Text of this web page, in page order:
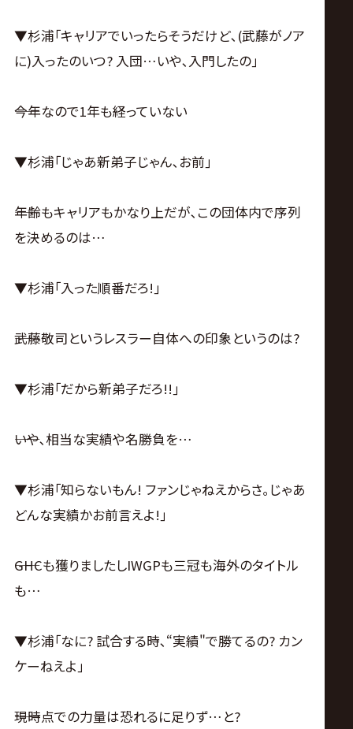
▼杉浦｢キャリアでいったらそうだけど､(武藤がノア
に)入ったのいつ? 入団…いや､入門したの｣
――今年なので1年も経っていない
▼杉浦｢じゃあ新弟子じゃん､お前｣
――年齢もキャリアもかなり上だが､この団体内で序列
を決めるのは…
▼杉浦｢入った順番だろ!｣
――武藤敬司というレスラー自体への印象というのは?
▼杉浦｢だから新弟子だろ!!｣
――いや､相当な実績や名勝負を…
▼杉浦｢知らないもん! ファンじゃねえからさ｡じゃあ
どんな実績かお前言えよ!｣
――GHCも獲りましたしIWGPも三冠も海外のタイトル
も…
▼杉浦｢なに? 試合する時､“実績"で勝てるの? カン
ケーねえよ｣
――現時点での力量は恐れるに足りず…と?